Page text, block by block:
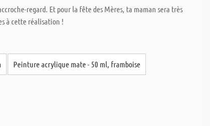
regard. Et pour la fête des Mères, ta maman sera très
à cette réalisation !
Peinture acrylique mate - 50 ml, framboise